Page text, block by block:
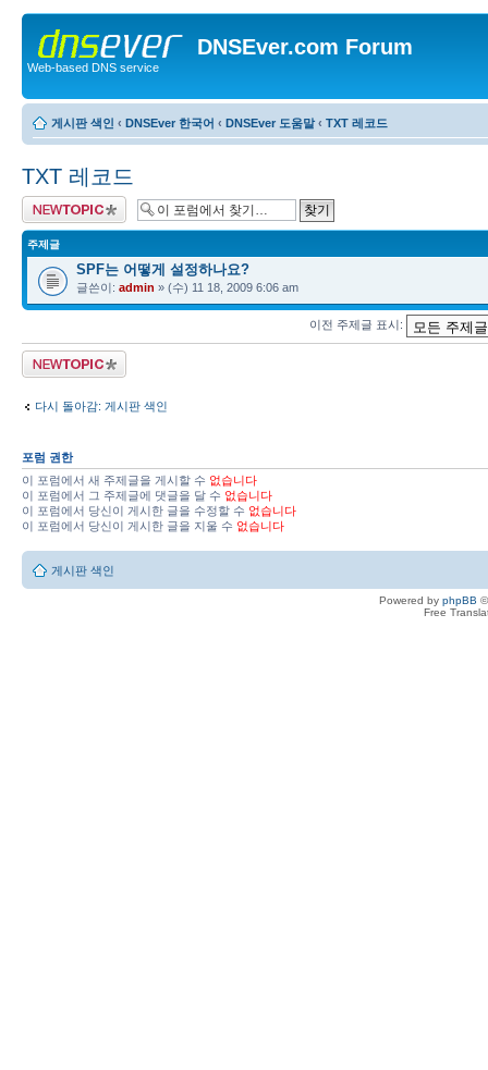
DNSEver.com Forum
Web-based DNS service
게시판 색인 ‹ DNSEver 한국어 ‹ DNSEver 도움말 ‹ TXT 레코드
TXT 레코드
새 주제글 올리기
주제글
SPF는 어떻게 설정하나요?
글쓴이: admin » (수) 11 18, 2009 6:06 am
이전 주제글 표시:
새 주제글 올리기
다시 돌아감: 게시판 색인
포럼 권한
이 포럼에서 새 주제글을 게시할 수 없습니다
이 포럼에서 그 주제글에 댓글을 달 수 없습니다
이 포럼에서 당신이 게시한 글을 수정할 수 없습니다
이 포럼에서 당신이 게시한 글을 지울 수 없습니다
게시판 색인
Powered by phpBB
Free